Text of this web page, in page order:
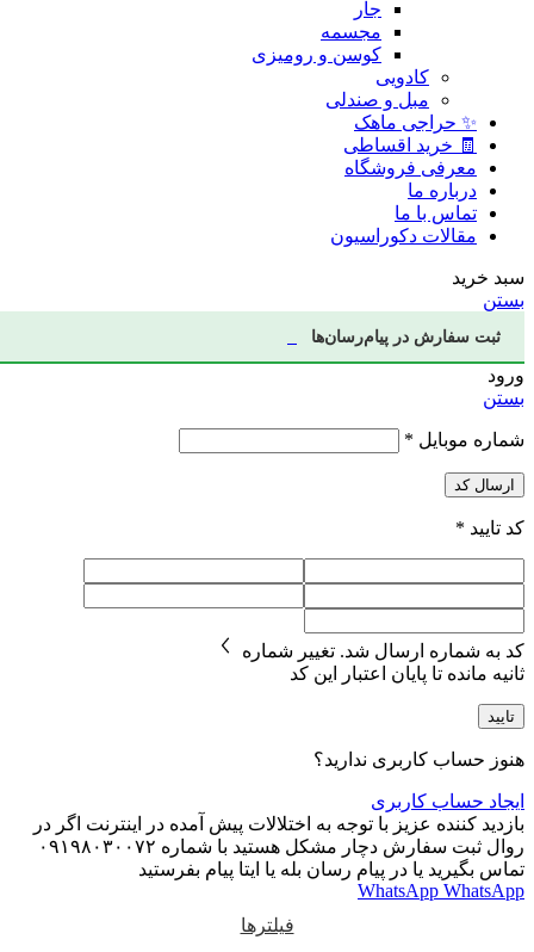
جار
مجسمه
کوسن و رومیزی
کادویی
مبل و صندلی
✨ حراجی ماهک
🧾 خرید اقساطی
معرفی فروشگاه
درباره ما
تماس با ما
مقالات دکوراسیون
سبد خرید
بستن
ثبت سفارش در پیام‌رسان‌ها
ورود
بستن
شماره موبایل *
ارسال کد
کد تایید *
کد به شماره ارسال شد. تغییر شماره
ثانیه مانده تا پایان اعتبار این کد
تایید
هنوز حساب کاربری ندارید؟
ایجاد حساب کاربری
بازدید کننده عزیز با توجه به اختلالات پیش آمده در اینترنت اگر در
روال ثبت سفارش دچار مشکل هستید با شماره ۰۹۱۹۸۰۳۰۰۷۲
تماس بگیرید یا در پیام رسان بله یا ایتا پیام بفرستید
WhatsApp WhatsApp
فیلترها